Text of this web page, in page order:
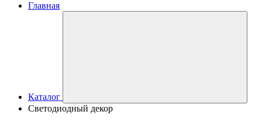
Главная
Каталог
Светодиодный декор